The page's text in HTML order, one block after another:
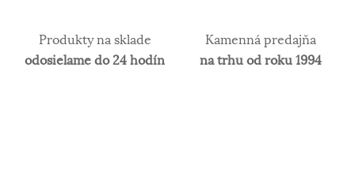
zlato je najpoužívanejšie z hľadiska trvácnosti
šperkov.
Produkty na sklade
odosielame do 24 hodín
Kamenná predajňa
na trhu od roku 1994